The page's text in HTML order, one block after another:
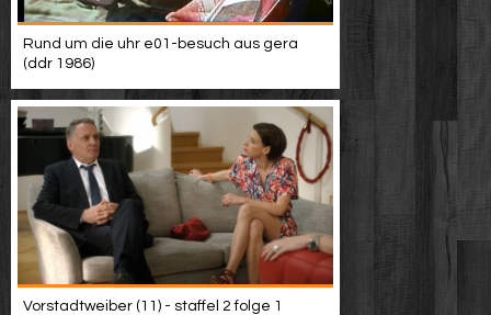
Rund um die uhr e01-besuch aus gera
(ddr 1986)
Vorstadtweiber (11) - staffel 2 folge 1